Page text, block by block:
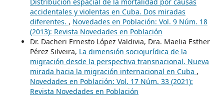
accidentales y violentas en Cuba. Dos miradas
diferentes. , Novedades en Población: Vol. 9 Núm. 18
(2013): Revista Novedades en Población
Dr. Dacheri Ernesto López Valdivia, Dra. Maelia Esther
Pérez Silveira, La dimensión sociojurídica de la
migración desde la perspectiva transnacional. Nueva
mirada hacia la migración internacional en Cuba ,
Novedades en Población: Vol. 17 Núm. 33 (2021):
Revista Novedades en Población